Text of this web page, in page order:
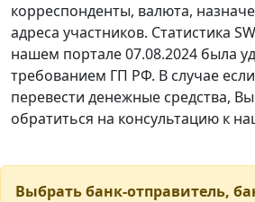
корреспонденты, валюта,
адреса участников. Статистика
нашем портале 07.08.2024 была
требованием ГП РФ. В случае
перевести денежные средства,
обратиться на консультацию к
Выбрать банк-отправитель,